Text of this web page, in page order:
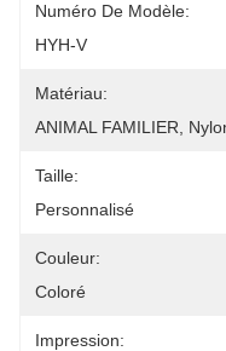
Numéro De Modèle:
HYH-V
Matériau:
ANIMAL FAMILIER,
Taille:
Personnalisé
Couleur:
Coloré
Impression: